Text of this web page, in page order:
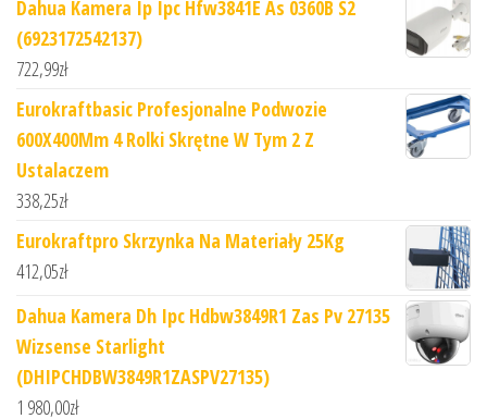
Dahua Kamera Ip Ipc Hfw3841E As 0360B S2
(6923172542137)
722,99zł
Eurokraftbasic Profesjonalne Podwozie
600X400Mm 4 Rolki Skrętne W Tym 2 Z
Ustalaczem
338,25zł
Eurokraftpro Skrzynka Na Materiały 25Kg
412,05zł
Dahua Kamera Dh Ipc Hdbw3849R1 Zas Pv 27135
Wizsense Starlight
(DHIPCHDBW3849R1ZASPV27135)
1 980,00zł